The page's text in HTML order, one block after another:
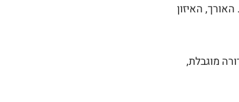
האיזון
מוגבלת,